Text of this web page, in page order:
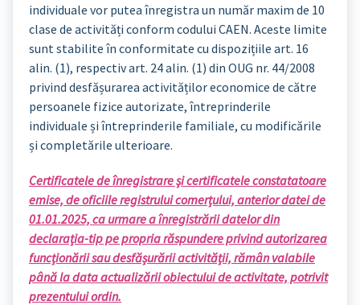
individuale vor putea înregistra un număr maxim de 10
clase de activități conform codului CAEN. Aceste limite
sunt stabilite în conformitate cu dispozițiile art. 16
alin. (1), respectiv art. 24 alin. (1) din OUG nr. 44/2008
privind desfășurarea activităților economice de către
persoanele fizice autorizate, întreprinderile
individuale și întreprinderile familiale, cu modificările
și completările ulterioare.
Certificatele de înregistrare şi certificatele constatatoare
emise, de oficiile registrului comerțului, anterior datei de
01.01.2025, ca urmare a înregistrării datelor din
declarația-tip pe propria răspundere privind autorizarea
funcționării sau desfășurării activității, rămân valabile
până la data actualizării obiectului de activitate, potrivit
prezentului ordin.